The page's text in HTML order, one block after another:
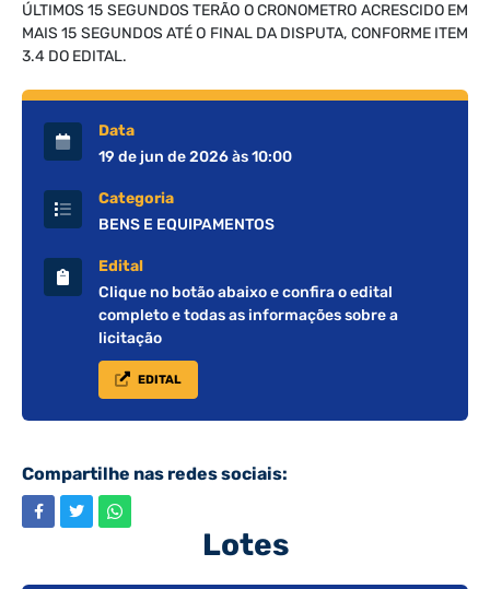
Data
19 de jun de 2026 às 10:00
Categoria
BENS E EQUIPAMENTOS
Edital
Clique no botão abaixo e confira o edital
completo e todas as informações sobre a
licitação
EDITAL
Compartilhe nas redes sociais:
ÚLTIMOS 15 SEGUNDOS TERÃO O CRONOMETRO ACRESCIDO EM
MAIS 15 SEGUNDOS ATÉ O FINAL DA DISPUTA, CONFORME ITEM
3.4 DO EDITAL.
Lotes